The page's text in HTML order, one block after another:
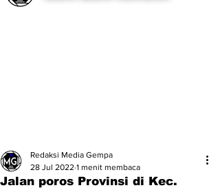
Jalan poros Provinsi di Kec.
Redaksi Media Gempa
28 Jul 2022 1 menit membaca